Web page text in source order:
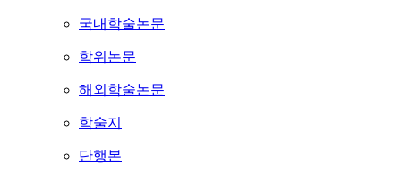
국내학술논문
학위논문
해외학술논문
학술지
단행본